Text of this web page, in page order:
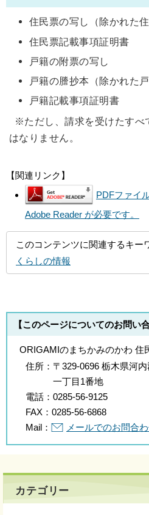
住民票の写し（除かれた住
住民票記載事項証明書
戸籍の附票の写し
戸籍の謄抄本（除かれた戸
戸籍記載事項証明書
※ただし、請求を受けたすべ
はなりません。
【関連リンク】
PDFファイ
Adobe Reader が必要です。
このコンテンツに関連するキー
くらしの情報
【このページについてのお問い
ORIGAMIのまちかみのかわ 住
住所： 〒329-0696 栃木県河
一丁目1番地
電話： 0285-56-9125
FAX： 0285-56-6868
Mail：
メールでのお問合
カテゴリー